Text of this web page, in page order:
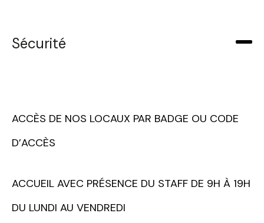
Sécurité
ACCÈS DE NOS LOCAUX PAR BADGE OU CODE
D’ACCÈS
ACCUEIL AVEC PRÉSENCE DU STAFF DE 9H À 19H
DU LUNDI AU VENDREDI